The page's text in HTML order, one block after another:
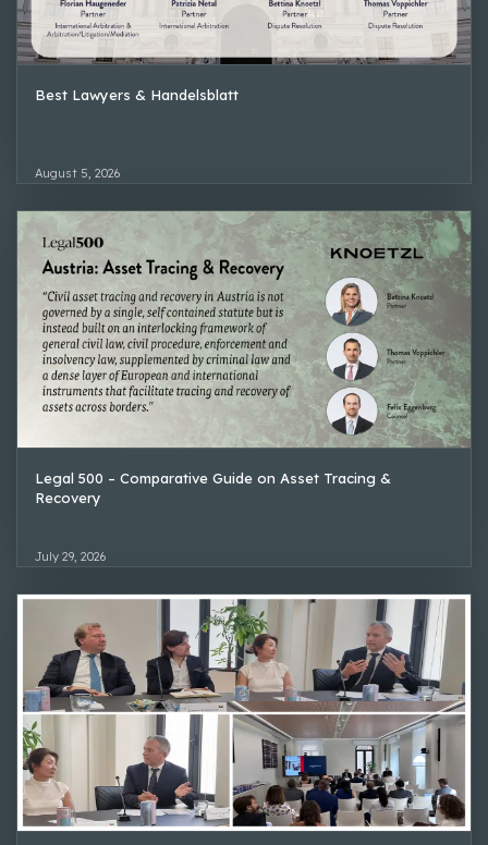
Best Lawyers & Handelsblatt
August 5, 2026
Legal 500 – Comparative Guide on Asset Tracing &
Recovery
July 29, 2026